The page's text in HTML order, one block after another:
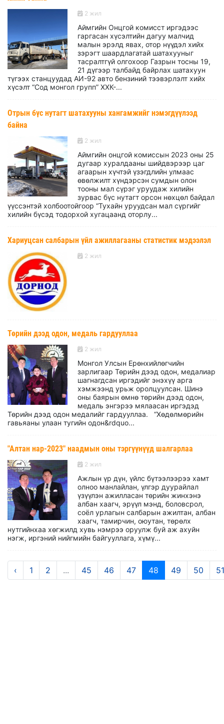
2 жил
Аймгийн Онцгой комисст иргэдээс
гаргасан хүсэлтийн дагуу малчид
малын эрэлд явах, отор нүүдэл хийх
зэрэгт шаардлагатай шатахууныг
тасралтгүй олгохоор Газрын тосны 19,
21 дүгээр талбайд байрлах шатахуун
түгээх станцуудад АИ-92 авто бензиний тээвэрлэлт хийх
хүсэлт “Сод монгол групп” ХХК-...
Отрын бүс нутагт шатахууны хангамжийг нэмэгдүүлээд
байна
2 жил
Аймгийн онцгой комиссын 2023 оны 25
дугаар хуралдааны шийдвэрээр цаг
агаарын хүчтэй үзэгдлийн улмаас
өвөлжилт хүндэрсэн сумдын олон
тооны мал сүрэг уруудаж хилийн
зурвас бүс нутагт орсон нөхцөл байдал
үүссэнтэй холбоотойгоор “Тухайн уруудсан мал сүргийг
хилийн бүсэд тодорхой хугацаанд оторлу...
Хариуцсан салбарын үйл ажиллагааны статистик мэдээлэл
2 жил
Төрийн дээд одон, медаль гардууллаа
2 жил
Монгол Улсын Ерөнхийлөгчийн
зарлигаар Төрийн дээд одон, медалиар
шагнагдсан иргэдийг энэхүү арга
хэмжээнд урьж оролцуулсан. Шинэ
оны баярын өмнө төрийн дээд одон,
медаль энгэрээ мялаасан иргэдэд
Төрийн дээд одон медалийг гардууллаа. “Хөдөлмөрийн
гавьяаны улаан тугийн одон&rdquo...
"Алтан нар-2023" наадмын оны тэргүүнүүд шалгарлаа
2 жил
Ажлын үр дүн, үйлс бүтээлээрээ хамт
олноо манлайлан, үлгэр дуурайлал
үзүүлэн ажилласан төрийн жинхэнэ
албан хаагч, эрүүл мэнд, боловсрол,
соёл урлагын салбарын ажилтан, албан
хаагч, тамирчин, оюутан, төрөлх
нутгийнхаа хөгжилд хувь нэмрээ оруулж буй аж ахуйн
нэгж, иргэний нийгмийн байгууллага, хүмү...
‹ 1 2 ... 45 46 47 48 49 50 51